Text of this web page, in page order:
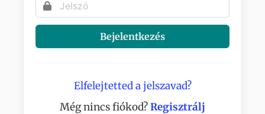
Bejelentkezés
Elfelejtetted a jelszavad?
Még nincs fiókod?Regisztrálj